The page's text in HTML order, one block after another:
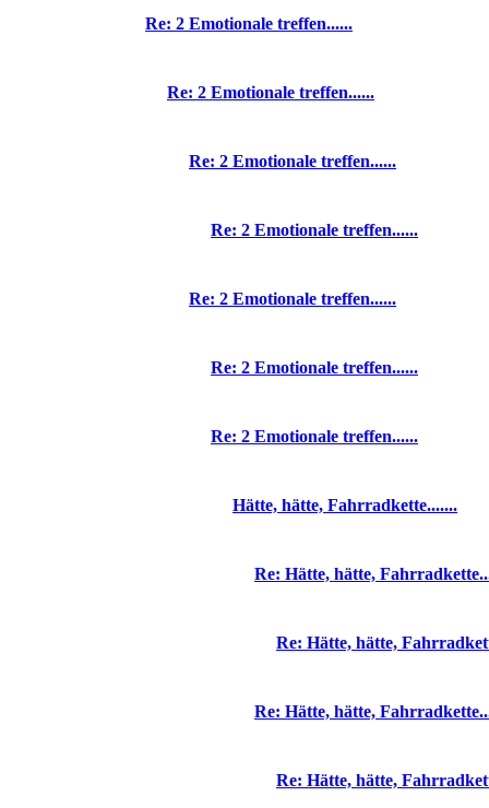
Re: 2 Emotionale treffen......
Re: 2 Emotionale treffen......
Re: 2 Emotionale treffen......
Re: 2 Emotionale treffen......
Re: 2 Emotionale treffen......
Re: 2 Emotionale treffen......
Re: 2 Emotionale treffen......
Hätte, hätte, Fahrradkette.......
Re: Hätte, hätte,
Re: Hätte, hätte,
Re: Hätte, hätte,
Re: Hätte, hätte,